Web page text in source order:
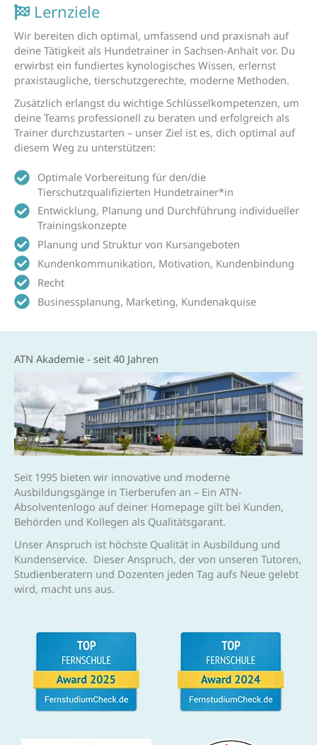
Lernziele
Wir bereiten dich optimal, umfassend und praxisnah auf
deine Tätigkeit als Hundetrainer in Sachsen-Anhalt vor. Du
erwirbst ein fundiertes kynologisches Wissen, erlernst
praxistaugliche, tierschutzgerechte, moderne Methoden.
Zusätzlich erlangst du wichtige Schlüsselkompetenzen, um
deine Teams professionell zu beraten und erfolgreich als
Trainer durchzustarten – unser Ziel ist es, dich optimal auf
diesem Weg zu unterstützen:
Optimale Vorbereitung für den/die
Tierschutzqualifizierten Hundetrainer*in
Entwicklung, Planung und Durchführung individueller
Trainingskonzepte
Planung und Struktur von Kursangeboten
Kundenkommunikation, Motivation, Kundenbindung
Recht
Businessplanung, Marketing, Kundenakquise
ATN Akademie - seit 40 Jahren
Seit 1995 bieten wir innovative und moderne
Ausbildungsgänge in Tierberufen an – Ein ATN-
Absolventenlogo auf deiner Homepage gilt bei Kunden,
Behörden und Kollegen als Qualitätsgarant.
Unser Anspruch ist höchste Qualität in Ausbildung und
Kundenservice. Dieser Anspruch, der von unseren Tutoren,
Studienberatern und Dozenten jeden Tag aufs Neue gelebt
wird, macht uns aus.